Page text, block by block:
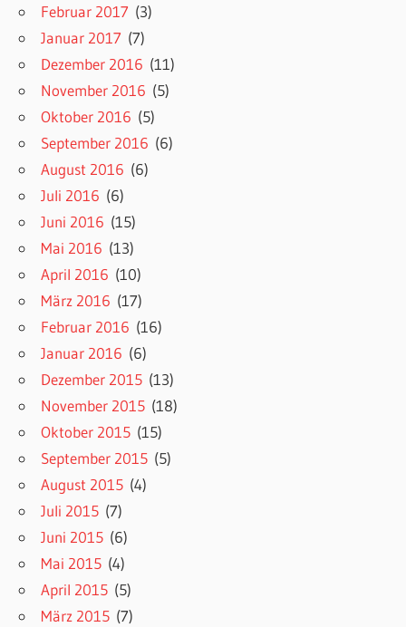
Februar 2017 (3)
Januar 2017 (7)
Dezember 2016 (11)
November 2016 (5)
Oktober 2016 (5)
September 2016 (6)
August 2016 (6)
Juli 2016 (6)
Juni 2016 (15)
Mai 2016 (13)
April 2016 (10)
März 2016 (17)
Februar 2016 (16)
Januar 2016 (6)
Dezember 2015 (13)
November 2015 (18)
Oktober 2015 (15)
September 2015 (5)
August 2015 (4)
Juli 2015 (7)
Juni 2015 (6)
Mai 2015 (4)
April 2015 (5)
März 2015 (7)